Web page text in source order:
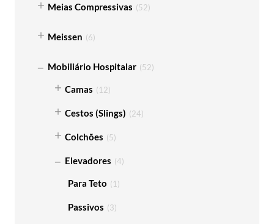
Meias Compressivas (52)
Meissen (6)
Mobiliário Hospitalar (52)
Camas (12)
Cestos (Slings) (24)
Colchões (5)
Elevadores (4)
Para Teto (1 )
Passivos (3)